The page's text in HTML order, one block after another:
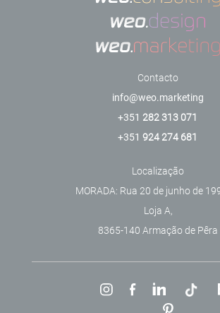
Contacto
info@weo.marketing
+351 282 313 071
+351924 274 681
Localização
MORADA: Rua 20 de junho de
Loja A,
8365-140 Armação de Pêra